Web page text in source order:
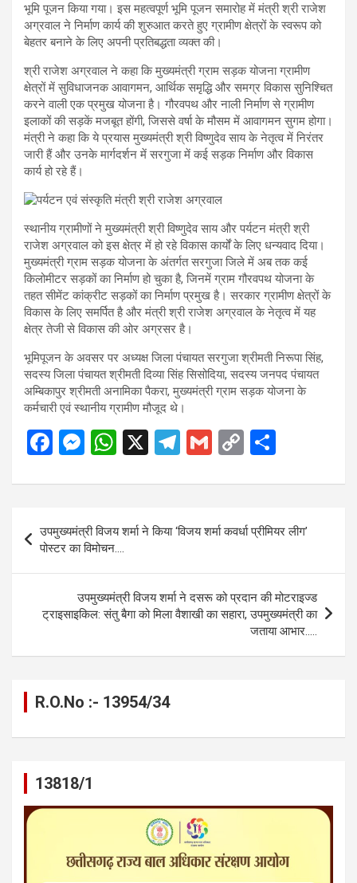
भूमि पूजन किया गया। इस महत्वपूर्ण भूमि पूजन समारोह में मंत्री श्री राजेश
अग्रवाल ने निर्माण कार्य की शुरुआत करते हुए ग्रामीण क्षेत्रों के स्वरूप को
बेहतर बनाने के लिए अपनी प्रतिबद्धता व्यक्त की।
श्री राजेश अग्रवाल ने कहा कि मुख्यमंत्री ग्राम सड़क योजना ग्रामीण
क्षेत्रों में सुविधाजनक आवागमन, आर्थिक समृद्धि और समग्र विकास सुनिश्चित
करने वाली एक प्रमुख योजना है। गौरवपथ और नाली निर्माण से ग्रामीण
इलाकों की सड़कें मजबूत होंगी, जिससे वर्षा के मौसम में आवागमन सुगम होगा।
मंत्री ने कहा कि ये प्रयास मुख्यमंत्री श्री विष्णुदेव साय के नेतृत्व में निरंतर
जारी हैं और उनके मार्गदर्शन में सरगुजा में कई सड़क निर्माण और विकास
कार्य हो रहे हैं।
स्थानीय ग्रामीणों ने मुख्यमंत्री श्री विष्णुदेव साय और पर्यटन मंत्री श्री
राजेश अग्रवाल को इस क्षेत्र में हो रहे विकास कार्यों के लिए धन्यवाद दिया।
मुख्यमंत्री ग्राम सड़क योजना के अंतर्गत सरगुजा जिले में अब तक कई
किलोमीटर सड़कों का निर्माण हो चुका है, जिनमें ग्राम गौरवपथ योजना के
तहत सीमेंट कांक्रीट सड़कों का निर्माण प्रमुख है। सरकार ग्रामीण क्षेत्रों के
विकास के लिए समर्पित है और मंत्री श्री राजेश अग्रवाल के नेतृत्व में यह
क्षेत्र तेजी से विकास की ओर अग्रसर है।
भूमिपूजन के अवसर पर अध्यक्ष जिला पंचायत सरगुजा श्रीमती निरूपा सिंह,
सदस्य जिला पंचायत श्रीमती दिव्या सिंह सिसोदिया, सदस्य जनपद पंचायत
अम्बिकापुर श्रीमती अनामिका पैकरा, मुख्यमंत्री ग्राम सड़क योजना के
कर्मचारी एवं स्थानीय ग्रामीण मौजूद थे।
F
ce
o
o
M
se
n
g
er
W
at
A
p
p
X
T
e
gr
a
m
G
ail
C
py
Li
n
k
ar
navigation
उपमुख्यमंत्री विजय शर्मा ने किया ‘विजय शर्मा कवर्धा प्रीमियर लीग’
पोस्टर का विमोचन….
उपमुख्यमंत्री विजय शर्मा ने दसरू को प्रदान की मोटराइज्ड
ट्राइसाइकिल: संतु बैगा को मिला वैशाखी का सहारा, उपमुख्यमंत्री का
जताया आभार…..
R.O.No :- 13954/34
13818/1